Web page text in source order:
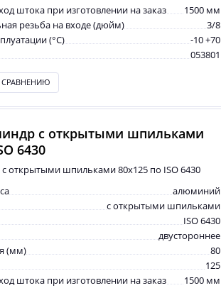
штока при изготовлении на заказ
1500 мм
резьба на входе (дюйм)
3/8
(°С)
-10 +70
053801
СРАВНЕНИЮ
с открытыми шпильками
6430
открытыми шпильками 80x125 по ISO 6430
алюминий
с открытыми шпильками
ISO 6430
двустороннее
(мм)
80
125
штока при изготовлении на заказ
1500 мм